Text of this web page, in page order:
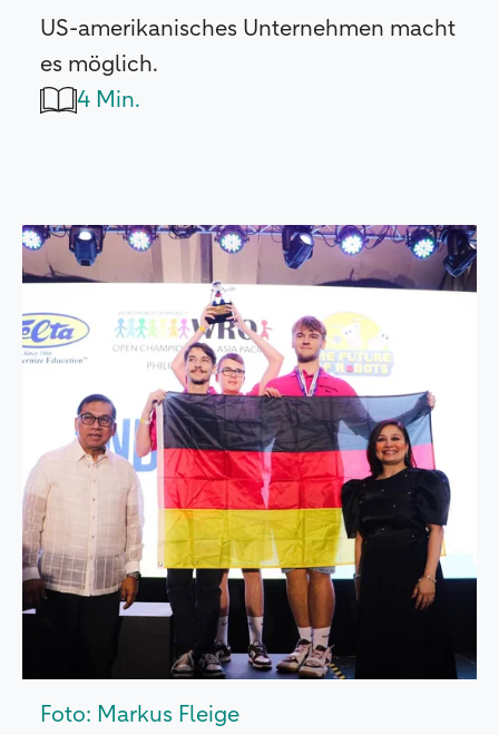
US-amerikanisches Unternehmen macht
es möglich.
4 Min.
Foto: Markus Fleige